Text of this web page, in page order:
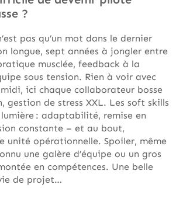
?
pas qu’un mot dans le dernier
longue, sept années à jongler entre
musclée, feedback à la
sous tension. Rien à voir avec
ici chaque collaborateur bosse
gestion de stress XXL. Les soft skills
: adaptabilité, remise en
constante – et au bout,
unité opérationnelle. Spoiler, même
une galère d’équipe ou un gros
en compétences. Une belle
de projet…